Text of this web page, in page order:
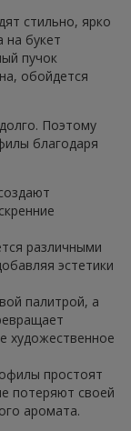
стильно, ярко
на букет
пучок
обойдется
Поэтому
благодаря
различными
эстетики
палитрой, а
художественное
простоят
потеряют своей
аромата.